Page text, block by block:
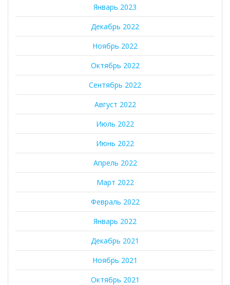
Январь 2023
Декабрь 2022
Ноябрь 2022
Октябрь 2022
Сентябрь 2022
Август 2022
Июль 2022
Июнь 2022
Апрель 2022
Март 2022
Февраль 2022
Январь 2022
Декабрь 2021
Ноябрь 2021
Октябрь 2021